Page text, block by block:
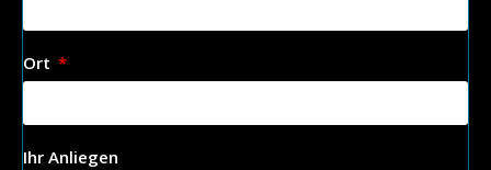
Ort
Ihr Anliegen